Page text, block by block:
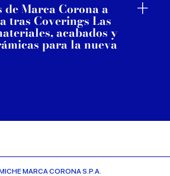
de Marca Corona a
tras Coverings Las
acabados y
para la nueva
MARCA CORONA S.P.A.